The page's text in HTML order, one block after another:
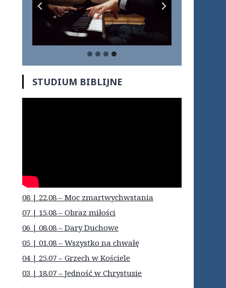
STUDIUM BIBLIJNE
08 | 22.08 – Moc zmartwychwstania
07 | 15.08 – Obraz miłości
06 | 08.08 – Dary Duchowe
05 | 01.08 – Wszystko na chwałę
04 | 25.07 – Grzech w Kościele
03 | 18.07 – Jedność w Chrystusie